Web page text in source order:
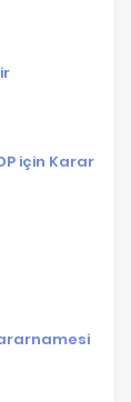
için Karar